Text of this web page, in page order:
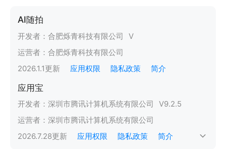
AI随拍
开发者： 合肥烁青科技有限公司
V
运营者： 合肥烁青科技有限公司
2026.1.1更新 应用权限 隐私政策 简介
应用宝
开发者： 深圳市腾讯计算机系统有限公司 V9.2.5
运营者： 深圳市腾讯计算机系统有限公司
2026.7.28更新 应用权限 隐私政策 简介